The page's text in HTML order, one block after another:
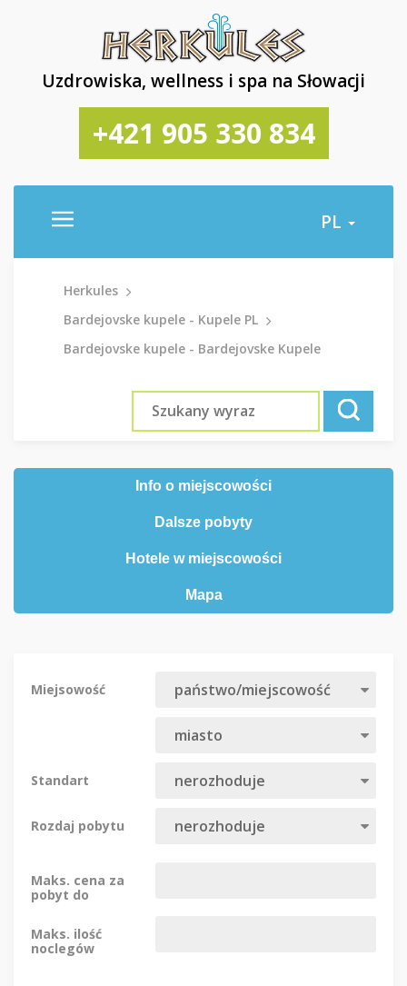
Uzdrowiska, wellness i spa na Słowacji
+421 905 330 834
PL
Herkules
Bardejovske kupele - Kupele PL
Bardejovske kupele - Bardejovske Kupele
Info o miejscowości
Dalsze pobyty
Hotele w miejscowości
Mapa
Miejsowość
Standart
Rozdaj pobytu
Maks. cena za
pobyt do
Maks. ilość
noclegów